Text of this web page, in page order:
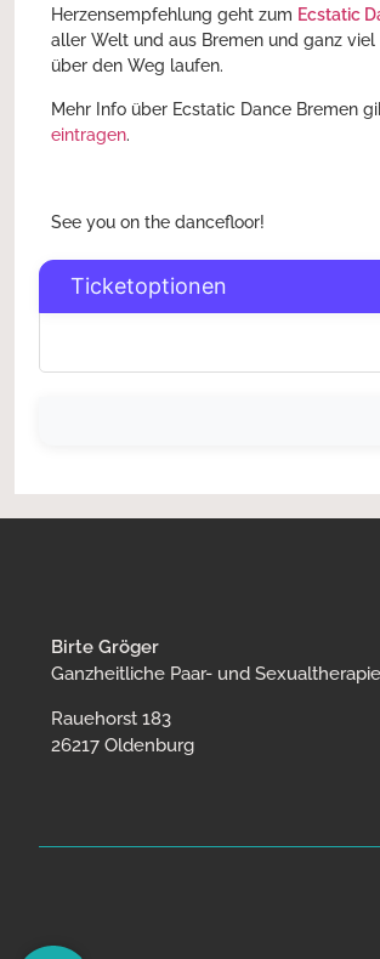
Herzensempfehlung geht zum Ecstatic
aller Welt und aus Bremen und ganz
über den Weg laufen.
Mehr Info über Ecstatic Dance Bremen
eintragen.
See you on the dancefloor!
Ticketoptionen
Birte Gröger
Ganzheitliche Paar- und Sexualtherapie
Rauehorst 183
26217 Oldenburg